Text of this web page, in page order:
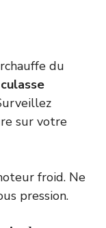
du
sur votre
froid. Ne
pression.